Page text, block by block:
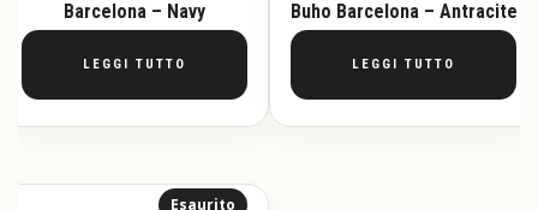
Barcelona – Navy
LEGGI TUTTO
Buho Barcelona – Antracite
LEGGI TUTTO
Esaurito